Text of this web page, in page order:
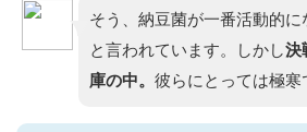
そう、納豆菌が一番活動的に
と言われています。しかし決
庫の中。 彼らにとっては極寒